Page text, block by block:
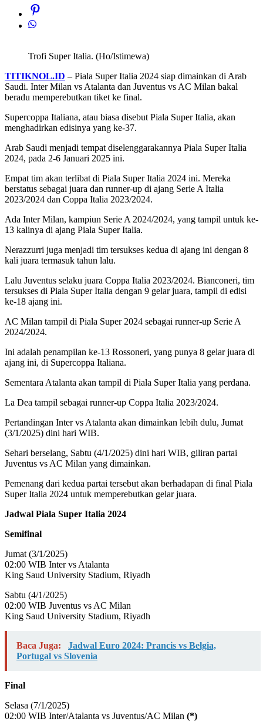
Trofi Super Italia. (Ho/Istimewa)
TITIKNOL.ID – Piala Super Italia 2024 siap dimainkan di Arab
Saudi. Inter Milan vs Atalanta dan Juventus vs AC Milan bakal
beradu memperebutkan tiket ke final.
Supercoppa Italiana, atau biasa disebut Piala Super Italia, akan
menghadirkan edisinya yang ke-37.
Arab Saudi menjadi tempat diselenggarakannya Piala Super Italia
2024, pada 2-6 Januari 2025 ini.
Empat tim akan terlibat di Piala Super Italia 2024 ini. Mereka
berstatus sebagai juara dan runner-up di ajang Serie A Italia
2023/2024 dan Coppa Italia 2023/2024.
Ada Inter Milan, kampiun Serie A 2024/2024, yang tampil untuk ke-
13 kalinya di ajang Piala Super Italia.
Nerazzurri juga menjadi tim tersukses kedua di ajang ini dengan 8
kali juara termasuk tahun lalu.
Lalu Juventus selaku juara Coppa Italia 2023/2024. Bianconeri, tim
tersukses di Piala Super Italia dengan 9 gelar juara, tampil di edisi
ke-18 ajang ini.
AC Milan tampil di Piala Super 2024 sebagai runner-up Serie A
2024/2024.
Ini adalah penampilan ke-13 Rossoneri, yang punya 8 gelar juara di
ajang ini, di Supercoppa Italiana.
Sementara Atalanta akan tampil di Piala Super Italia yang perdana.
La Dea tampil sebagai runner-up Coppa Italia 2023/2024.
Pertandingan Inter vs Atalanta akan dimainkan lebih dulu, Jumat
(3/1/2025) dini hari WIB.
Sehari berselang, Sabtu (4/1/2025) dini hari WIB, giliran partai
Juventus vs AC Milan yang dimainkan.
Pemenang dari kedua partai tersebut akan berhadapan di final Piala
Super Italia 2024 untuk memperebutkan gelar juara.
Jadwal Piala Super Italia 2024
Semifinal
Jumat (3/1/2025)
02:00 WIB Inter vs Atalanta
King Saud University Stadium, Riyadh
Sabtu (4/1/2025)
02:00 WIB Juventus vs AC Milan
King Saud University Stadium, Riyadh
Baca Juga:
Jadwal Euro 2024: Prancis vs Belgia,
Portugal vs Slovenia
Final
Selasa (7/1/2025)
02:00 WIB Inter/Atalanta vs Juventus/AC Milan (*)